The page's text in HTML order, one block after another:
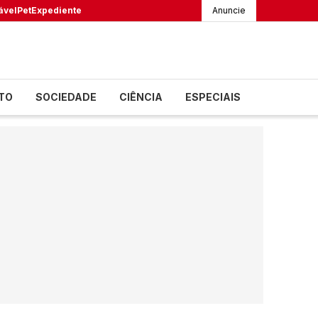
PetExpediente Anuncie
SOCIEDADE CIÊNCIA ESPECIAIS